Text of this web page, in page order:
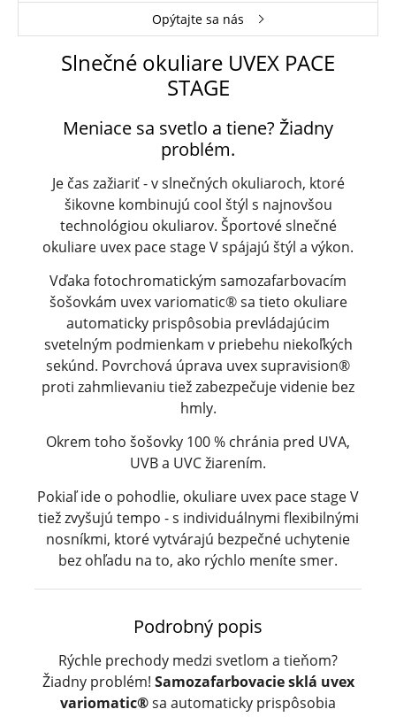
Opýtajte sa nás
Slnečné okuliare UVEX PACE
STAGE
Meniace sa svetlo a tiene? Žiadny
problém.
Je čas zažiariť - v slnečných okuliaroch, ktoré
šikovne kombinujú cool štýl s najnovšou
technológiou okuliarov. Športové slnečné
okuliare uvex pace stage V spájajú štýl a výkon.
Vďaka fotochromatickým samozafarbovacím
šošovkám uvex variomatic® sa tieto okuliare
automaticky prispôsobia prevládajúcim
svetelným podmienkam v priebehu niekoľkých
sekúnd. Povrchová úprava uvex supravision®
proti zahmlievaniu tiež zabezpečuje videnie bez
hmly.
Okrem toho šošovky 100 % chránia pred UVA,
UVB a UVC žiarením.
Pokiaľ ide o pohodlie, okuliare uvex pace stage V
tiež zvyšujú tempo - s individuálnymi flexibilnými
nosníkmi, ktoré vytvárajú bezpečné uchytenie
bez ohľadu na to, ako rýchlo meníte smer.
Podrobný popis
Rýchle prechody medzi svetlom a tieňom?
Žiadny problém! Samozafarbovacie sklá uvex
variomatic®sa automaticky prispôsobia